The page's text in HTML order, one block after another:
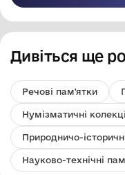
Дивіться ще
Речові пам'ятки
Нумізматичні
Природничо-
Науково-технічні